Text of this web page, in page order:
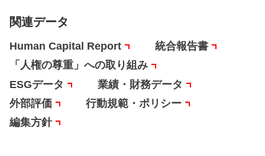
関連データ
Human Capital Report
統合報告書
「人権の尊重」への取り組み
ESGデータ
業績・財務データ
外部評価
行動規範・ポリシー
編集方針